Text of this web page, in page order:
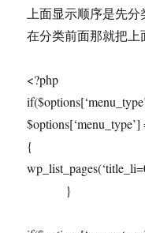
上面显示顺序是先
在分类前面那就把上
<?php
$options[‘menu_type’]
{
}